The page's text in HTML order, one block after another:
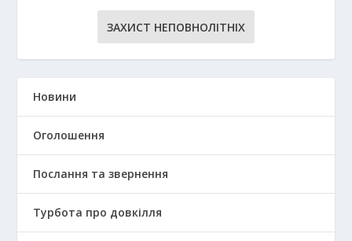
ЗАХИСТ НЕПОВНОЛІТНІХ
Новини
Оголошення
Послання та звернення
Турбота про довкілля